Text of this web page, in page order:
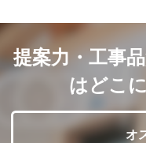
提案力・工事
はどこ
オ